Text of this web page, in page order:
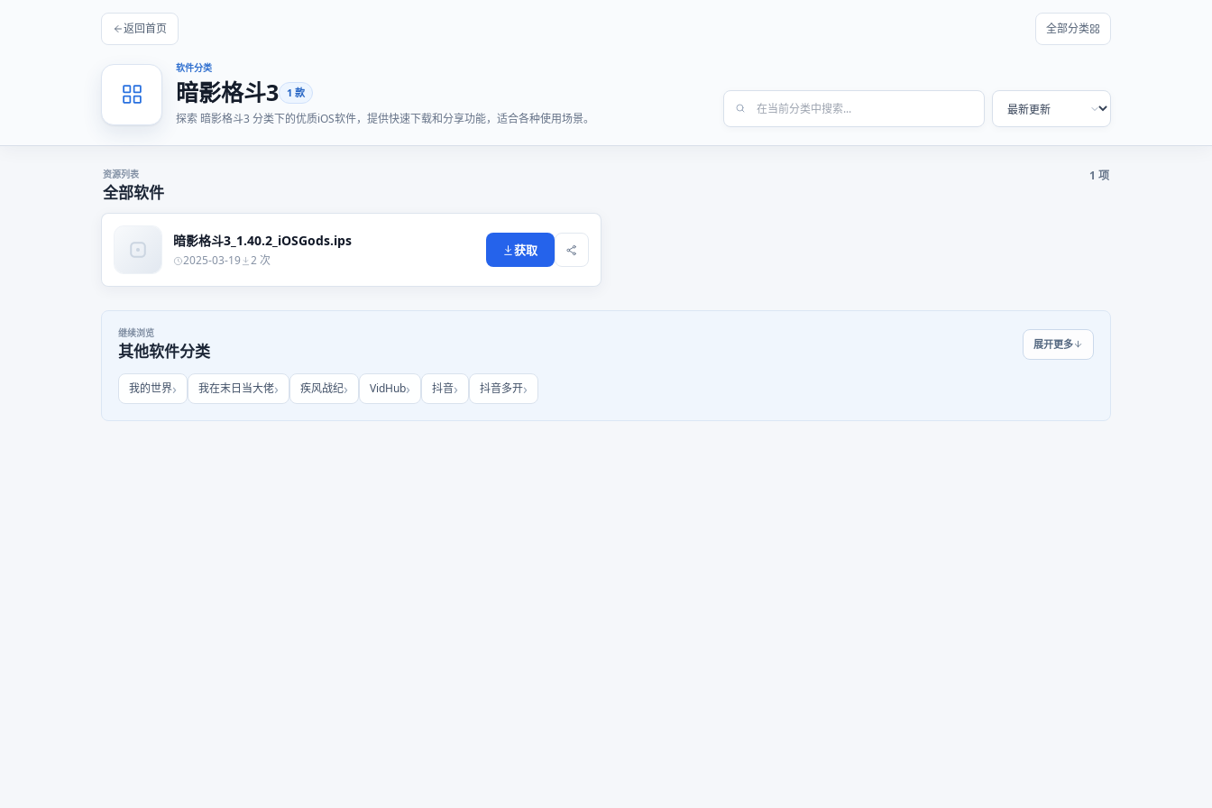
返回首页 全部分类
软件分类
暗影格斗3 1 款
探索 暗影格斗3 分类下的优质iOS软件，提供快速下载和分享功能，适合各种使用场景。
资源列表
全部软件
1 项
暗影格斗3_1.40.2_iOSGods.ips
2025-03-19 2 次
获取
继续浏览
其他软件分类 展开更多
我的世界 我在末日当大佬 疾风战纪 VidHub 抖音 抖音多开